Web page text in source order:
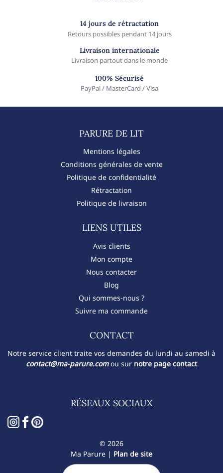
14 jours de rétractation
Retours possibles pendant 14 jours
Livraison internationale
Livraison partout dans le monde
100% Sécurisé
PayPal / MasterCard / Visa
PARURE DE LIT​
Mentions légales
Conditions générales de vente
Politique de confidentialité
Rétractation
Politique de livraison
LIENS UTILES
Avis clients
Mon compte
Nous contacter
Blog
Qui sommes-nous ?
Suivre ma commande
CONTACT​
Notre service client traite vos demandes du lundi au samedi à
contact@ma-parure.comou sur notre page contact
RÉSEAUX SOCIAUX
© 2026
Ma Parure | Plan de site